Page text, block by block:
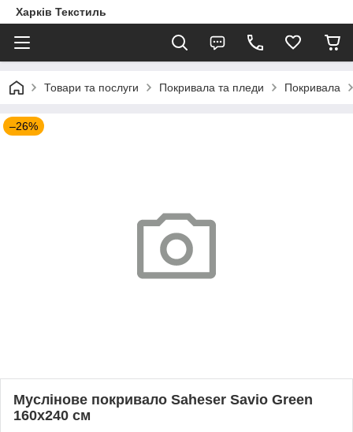
Харків Текстиль
Товари та послуги Покривала та пледи Покривала
–26%
Муслінове покривало Saheser Savio Green
160х240 см